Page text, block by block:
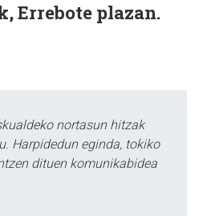
Errebote plazan.
nortasun hitzak
Harpidedun eginda, tokiko
dituen komunikabidea